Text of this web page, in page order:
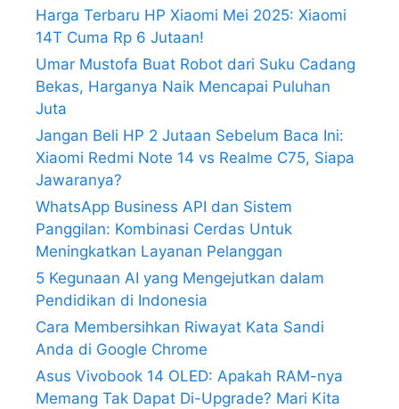
Harga Terbaru HP Xiaomi Mei 2025: Xiaomi
14T Cuma Rp 6 Jutaan!
Umar Mustofa Buat Robot dari Suku Cadang
Bekas, Harganya Naik Mencapai Puluhan
Juta
Jangan Beli HP 2 Jutaan Sebelum Baca Ini:
Xiaomi Redmi Note 14 vs Realme C75, Siapa
Jawaranya?
WhatsApp Business API dan Sistem
Panggilan: Kombinasi Cerdas Untuk
Meningkatkan Layanan Pelanggan
5 Kegunaan AI yang Mengejutkan dalam
Pendidikan di Indonesia
Cara Membersihkan Riwayat Kata Sandi
Anda di Google Chrome
Asus Vivobook 14 OLED: Apakah RAM-nya
Memang Tak Dapat Di-Upgrade? Mari Kita